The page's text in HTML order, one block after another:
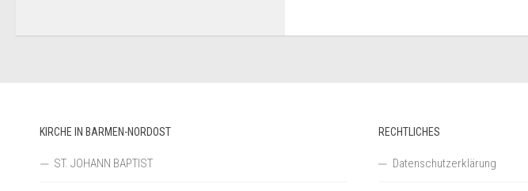
KIRCHE IN BARMEN-NORDOST
ST. JOHANN BAPTIST
RECHTLICHES
Datenschutzerklärung